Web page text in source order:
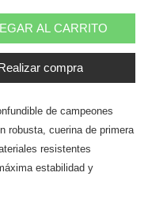
AL CARRITO
compra
de campeones
robusta, cuerina de primera
resistentes
estabilidad y